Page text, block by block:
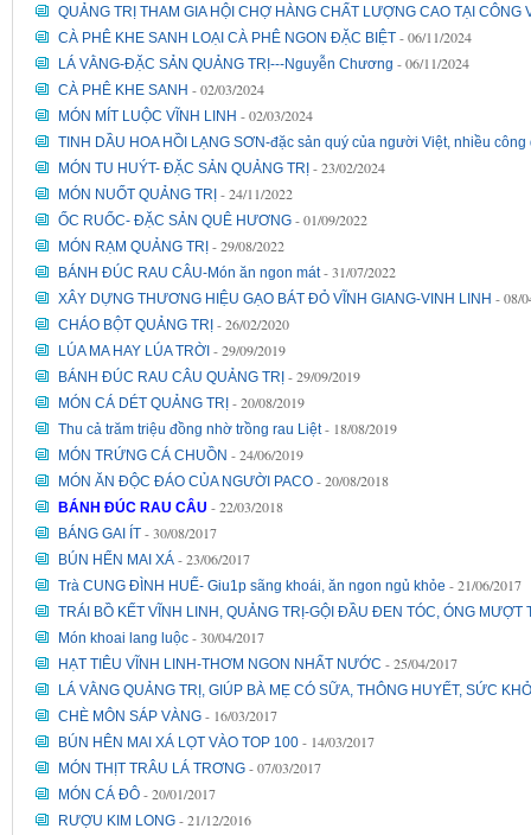
QUẢNG TRỊ THAM GIA HỘI CHỢ HÀNG CHẤT LƯỢNG CAO TẠI CÔNG
CÀ PHÊ KHE SANH LOẠI CÀ PHÊ NGON ĐẶC BIỆT - 06/11/2024
LÁ VẰNG-ĐẶC SẢN QUẢNG TRỊ---Nguyễn Chương - 06/11/2024
CÀ PHÊ KHE SANH - 02/03/2024
MÓN MÍT LUỘC VĨNH LINH - 02/03/2024
TINH DẦU HOA HỒI LẠNG SƠN-đặc sản quý của người Việt, nhiều
MÓN TU HUÝT- ĐẶC SẢN QUẢNG TRỊ - 23/02/2024
MÓN NUỐT QUẢNG TRỊ - 24/11/2022
ỐC RUỐC- ĐẶC SẢN QUÊ HƯƠNG - 01/09/2022
MÓN RẠM QUẢNG TRỊ - 29/08/2022
BÁNH ĐÚC RAU CÂU-Món ăn ngon mát - 31/07/2022
XÂY DỰNG THƯƠNG HIỆU GẠO BÁT ĐỎ VĨNH GIANG-VINH LINH - 08/
CHÁO BỘT QUẢNG TRỊ - 26/02/2020
LÚA MA HAY LÚA TRỜI - 29/09/2019
BÁNH ĐÚC RAU CÂU QUẢNG TRỊ - 29/09/2019
MÓN CÁ DÉT QUẢNG TRỊ - 20/08/2019
Thu cả trăm triệu đồng nhờ trồng rau Liệt - 18/08/2019
MÓN TRỨNG CÁ CHUỒN - 24/06/2019
MÓN ĂN ĐỘC ĐÁO CỦA NGƯỜI PACO - 20/08/2018
BÁNH ĐÚC RAU CÂU - 22/03/2018
BÁNG GAI ÍT - 30/08/2017
BÚN HẾN MAI XÁ - 23/06/2017
Trà CUNG ĐÌNH HUẾ- Giu1p sãng khoái, ăn ngon ngủ khỏe - 21/06/2017
TRÁI BỒ KẾT VĨNH LINH, QUẢNG TRỊ-GỘI ĐẦU ĐEN TÓC, ÓNG MƯỢT
Món khoai lang luộc - 30/04/2017
HẠT TIÊU VĨNH LINH-THƠM NGON NHẤT NƯỚC - 25/04/2017
LÁ VẰNG QUẢNG TRỊ, GIÚP BÀ MẸ CÓ SỮA, THÔNG HUYẾT, SỨC
CHÈ MÔN SÁP VÀNG - 16/03/2017
BÚN HÊN MAI XÁ LỌT VÀO TOP 100 - 14/03/2017
MÓN THỊT TRÂU LÁ TRƠNG - 07/03/2017
MÓN CÁ ĐÔ - 20/01/2017
RƯỢU KIM LONG - 21/12/2016